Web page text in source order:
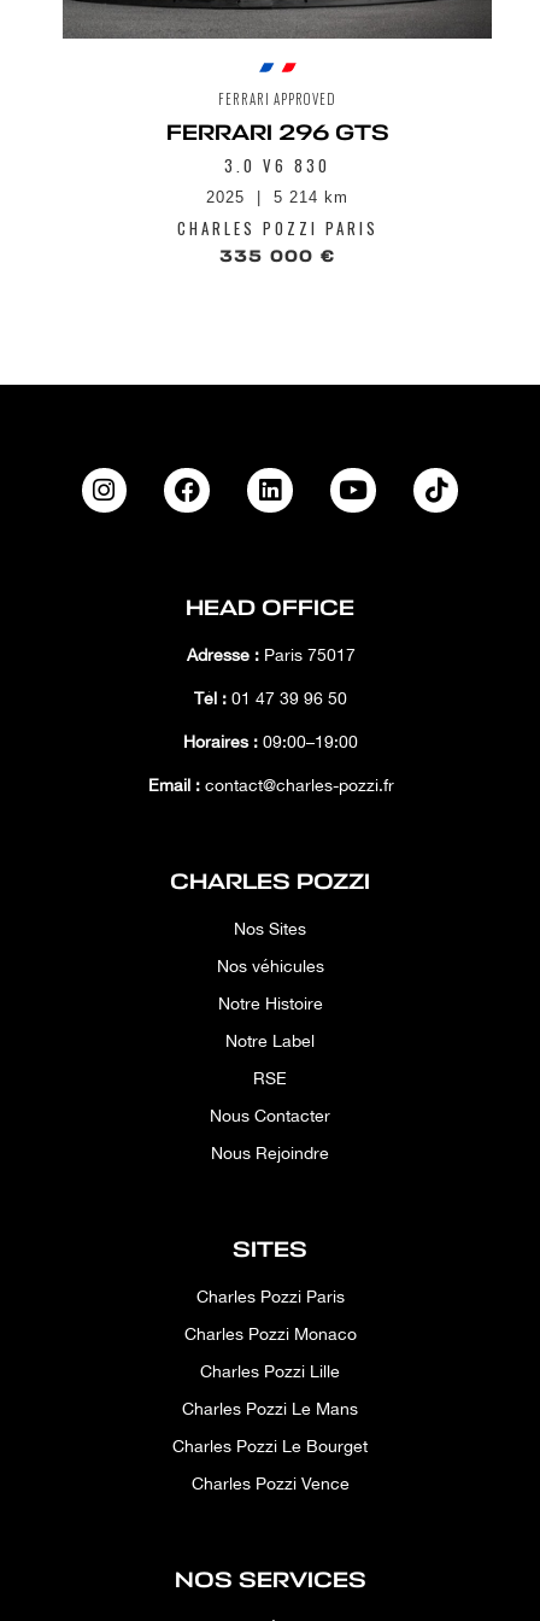
FERRARI APPROVED
FERRARI 296 GTS
3.0 V6 830
2025 5 214 km
CHARLES POZZI PARIS
335 000 €
HEAD OFFICE
Adresse :Paris 75017
Tél : 01 47 39 96 50
Horaires : 09:00–19:00
Email :contact@charles-pozzi.fr
CHARLES POZZI
Nos Sites
Nos véhicules
Notre Histoire
Notre Label
RSE
Nous Contacter
Nous Rejoindre
SITES
Charles Pozzi Paris
Charles Pozzi Monaco
Charles Pozzi Lille
Charles Pozzi Le Mans
Charles Pozzi Le Bourget
Charles Pozzi Vence
NOS SERVICES